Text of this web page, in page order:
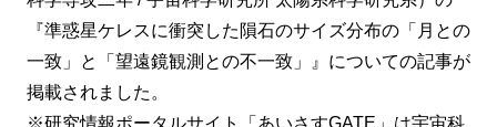
『準惑星ケレスに衝突した隕石のサイズ分布の「月との
一致」と「望遠鏡観測との不一致」』についての記事が
掲載されました。